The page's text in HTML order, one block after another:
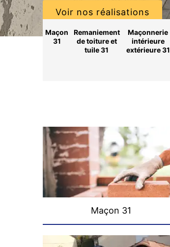
Voir nos réalisations
Maçon
31
Remaniement
de toiture et
tuile 31
Maçonnerie
intérieure
extérieure 31
Maçon 31